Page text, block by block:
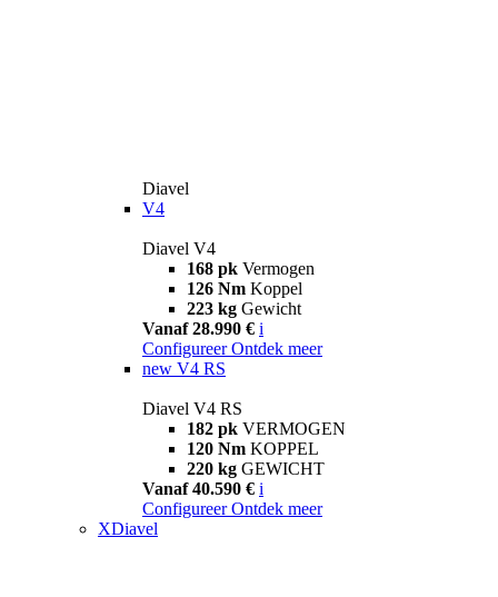
Diavel
V4
Diavel V4
168 pk Vermogen
126 Nm Koppel
223 kg Gewicht
Vanaf 28.990 € i
Configureer Ontdek meer
new V4 RS
Diavel V4 RS
182 pk VERMOGEN
120 Nm KOPPEL
220 kg GEWICHT
Vanaf 40.590 € i
Configureer Ontdek meer
XDiavel